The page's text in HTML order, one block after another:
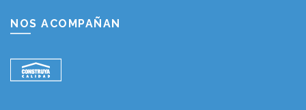
NOS ACOMPAÑAN